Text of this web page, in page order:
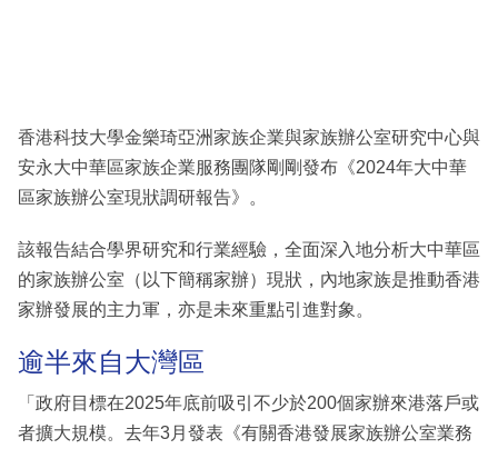
香港科技大學金樂琦亞洲家族企業與家族辦公室研究中心與
安永大中華區家族企業服務團隊剛剛發布《2024年大中華
區家族辦公室現狀調研報告》。
該報告結合學界研究和行業經驗，全面深入地分析大中華區
的家族辦公室（以下簡稱家辦）現狀，內地家族是推動香港
家辦發展的主力軍，亦是未來重點引進對象。
逾半來自大灣區
「政府目標在2025年底前吸引不少於200個家辦來港落戶或
者擴大規模。去年3月發表《有關香港發展家族辦公室業務